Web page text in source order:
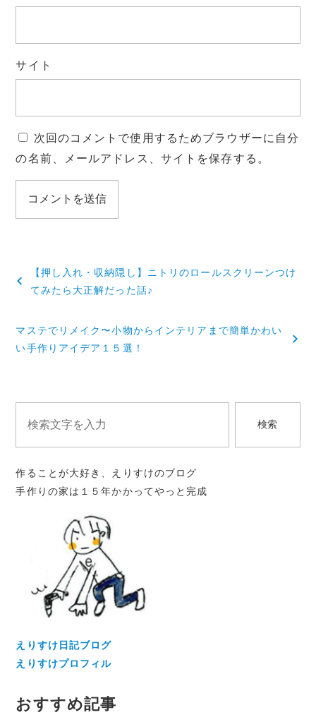
サイト
次回のコメントで使用するためブラウザーに自分
の名前、メールアドレス、サイトを保存する。
稿
ビ
シ
ョ
ン
【押し入れ・収納隠し】ニトリのロールスクリーンつけ
てみたら大正解だった話♪
マステでリメイク〜小物からインテリアまで簡単かわい
い手作りアイデア１５選！
検索
作ることが大好き、えりすけのブログ
手作りの家は１５年かかってやっと完成
えりすけ日記ブログ
えりすけプロフィル
おすすめ記事